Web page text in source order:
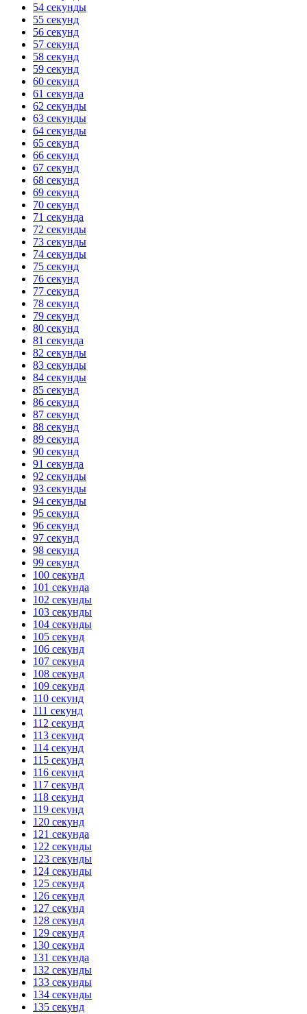
54 секунды
55 секунд
56 секунд
57 секунд
58 секунд
59 секунд
60 секунд
61 секунда
62 секунды
63 секунды
64 секунды
65 секунд
66 секунд
67 секунд
68 секунд
69 секунд
70 секунд
71 секунда
72 секунды
73 секунды
74 секунды
75 секунд
76 секунд
77 секунд
78 секунд
79 секунд
80 секунд
81 секунда
82 секунды
83 секунды
84 секунды
85 секунд
86 секунд
87 секунд
88 секунд
89 секунд
90 секунд
91 секунда
92 секунды
93 секунды
94 секунды
95 секунд
96 секунд
97 секунд
98 секунд
99 секунд
100 секунд
101 секунда
102 секунды
103 секунды
104 секунды
105 секунд
106 секунд
107 секунд
108 секунд
109 секунд
110 секунд
111 секунд
112 секунд
113 секунд
114 секунд
115 секунд
116 секунд
117 секунд
118 секунд
119 секунд
120 секунд
121 секунда
122 секунды
123 секунды
124 секунды
125 секунд
126 секунд
127 секунд
128 секунд
129 секунд
130 секунд
131 секунда
132 секунды
133 секунды
134 секунды
135 секунд